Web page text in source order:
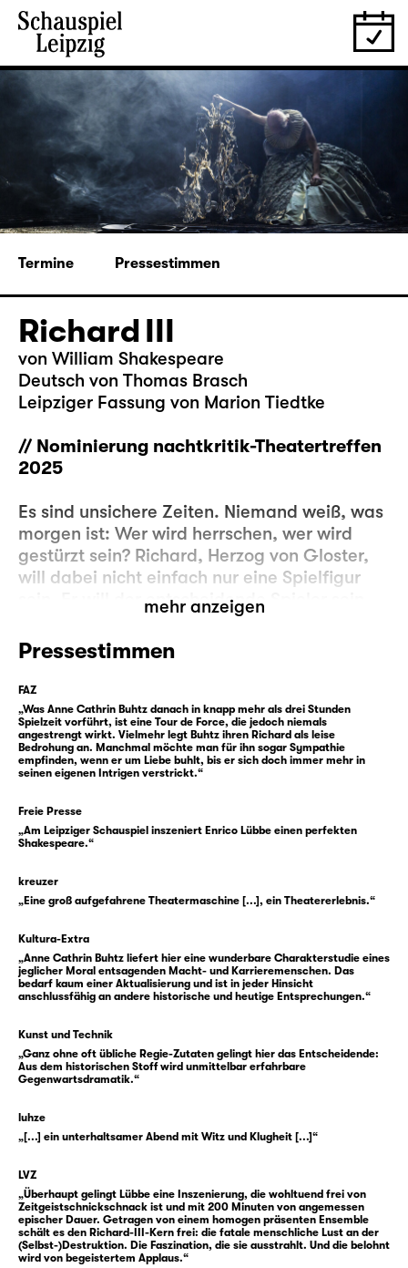
Termine Pressestimmen
Richard III
von William Shakespeare
Deutsch von Thomas Brasch
Leipziger Fassung von Marion Tiedtke
// Nominierung nachtkritik-Theatertreffen
2025
Es sind unsichere Zeiten. Niemand weiß, was
morgen ist: Wer wird herrschen, wer wird
gestürzt sein? Richard, Herzog von Gloster,
will dabei nicht einfach nur eine Spielfigur
sein. Er will der entscheidende Spieler sein.
Der Krieg ist vorbei, aber mit den neuen
Zeiten kann Gloster nichts anfangen. Was
anderes als Krieg kann er nicht. Mit seinem
Wesen würde er keine Chance haben, das
hört er schon sein Leben lang, angefangen
bei seiner eigenen Mutter. Also bleibt er im
aufzuführen: Gesellschaft als Schlacht,
Leben als Nahkampf — mit den Waffen des
Und niemand ahnt, wie gut er genau damit in
schließlich König Richard III. Gloster ist dabei
klug, er ist schnell, er ist brutal — und allein
ist er dabei nie. Denn er weiß sich immer
nur die Figuren im Stück, sondern auch uns,
das Publikum.
der Aufstieg gelingt, desto stärker wird er
konfrontiert mit einer Reihe starker
Frauenfiguren wie Lady Anne, Königin
Elisabeth, Königin Margaret oder seiner
Mutter, der Herzogin von York.
Ob Witwe oder Mutter, Ehefrau oder
mehr anzeigen
Pressestimmen
FAZ
„Was Anne Cathrin Buhtz danach in knapp mehr als drei Stunden
Spielzeit vorführt, ist eine Tour de Force, die jedoch niemals
angestrengt wirkt. Vielmehr legt Buhtz ihren Richard als leise
Bedrohung an. Manchmal möchte man für ihn sogar Sympathie
empfinden, wenn er um Liebe buhlt, bis er sich doch immer mehr in
seinen eigenen Intrigen verstrickt.“
Freie Presse
„Am Leipziger Schauspiel inszeniert Enrico Lübbe einen perfekten
Shakespeare.“
kreuzer
„Eine groß aufgefahrene Theatermaschine [...], ein Theatererlebnis.“
Kultura-Extra
„Anne Cathrin Buhtz liefert hier eine wunderbare Charakterstudie eines
jeglicher Moral entsagenden Macht- und Karrieremenschen. Das
bedarf kaum einer Aktualisierung und ist in jeder Hinsicht
anschlussfähig an andere historische und heutige Entsprechungen.“
Kunst und Technik
„Ganz ohne oft übliche Regie-Zutaten gelingt hier das Entscheidende:
Aus dem historischen Stoff wird unmittelbar erfahrbare
Gegenwartsdramatik.“
luhze
„[...] ein unterhaltsamer Abend mit Witz und Klugheit [...]“
LVZ
„Überhaupt gelingt Lübbe eine Inszenierung, die wohltuend frei von
Zeitgeistschnickschnack ist und mit 200 Minuten von angemessen
epischer Dauer. Getragen von einem homogen präsenten Ensemble
schält es den Richard-III-Kern frei: die fatale menschliche Lust an der
(Selbst-)Destruktion. Die Faszination, die sie ausstrahlt. Und die belohnt
wird von begeistertem Applaus.“